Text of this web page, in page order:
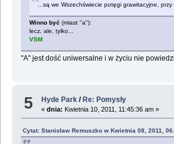
...są we Wszechświecie potęgi grawitacyjne,
Winno być (miast "a"):
lecz, ale, tylko...
VSM
"A" jest dość uniwersalne i w życiu nie
5 Hyde Park / Re: Pomysły
«dnia: Kwietnia 10, 2011, 11:45:36 am »
Cytat: Stanisław Remuszko w Kwietnia 08, 2011,